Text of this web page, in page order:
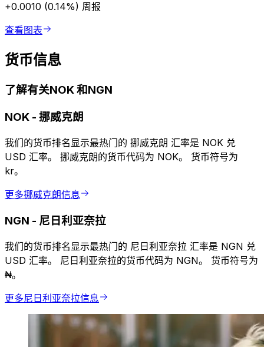
+0.0010 (0.14%) 周报
查看图表
货币信息
了解有关NOK 和NGN
NOK - 挪威克朗
我们的货币排名显示最热门的 挪威克朗 汇率是 NOK 兑
USD 汇率。 挪威克朗的货币代码为 NOK。 货币符号为
kr。
更多挪威克朗信息
NGN - 尼日利亚奈拉
我们的货币排名显示最热门的 尼日利亚奈拉 汇率是 NGN 兑
USD 汇率。 尼日利亚奈拉的货币代码为 NGN。 货币符号为
₦。
更多尼日利亚奈拉信息